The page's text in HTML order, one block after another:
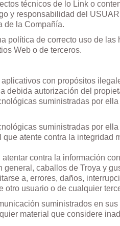
técnicos de lo Link o
y responsabilidad del
de la Compañía.
política de correcto uso de
Web o de terceros.
con propósitos
debida autorización del
suministradas por
suministradas por
atente contra la
contra la información
caballos de Troya y
a, errores, daños,
otro usuario o de cualquier
suministrados en
material que considere